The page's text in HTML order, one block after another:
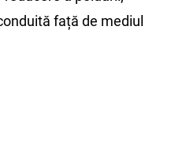
față de mediul